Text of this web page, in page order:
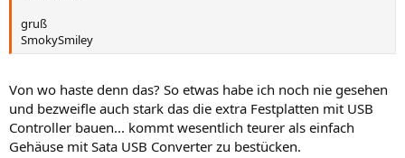
gruß
SmokySmiley
Von wo haste denn das? So etwas habe ich noch nie gesehen
und bezweifle auch stark das die extra Festplatten mit USB
Controller bauen... kommt wesentlich teurer als einfach
Gehäuse mit Sata USB Converter zu bestücken.